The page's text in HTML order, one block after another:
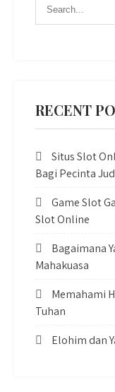
RECENT
Situs Slot
Bagi Pecinta
Game Slot
Slot Online
Bagaimana
Mahakuasa
Memahami
Tuhan
Elohim dan